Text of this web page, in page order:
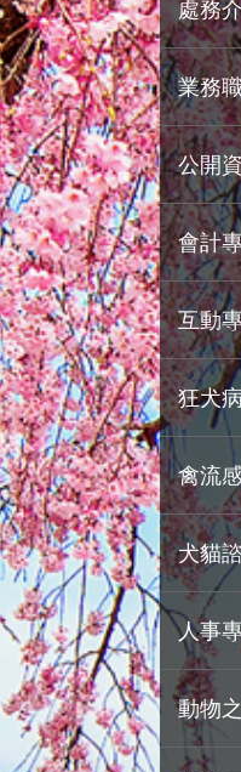
處務
業務
公開
會計
互動
狂犬
禽流
犬貓
人事
動物